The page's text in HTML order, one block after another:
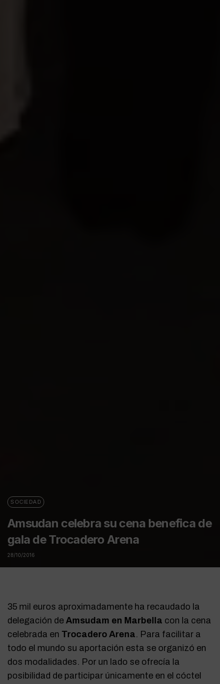
SOCIEDAD
Amsudan celebra su cena benefica de
gala de Trocadero Arena
28/10/2016
35 mil euros aproximadamente ha recaudado la
delegación deAmsudam en Marbella con la cena
celebrada en Trocadero Arena. Para facilitar a
todo el mundo su aportación esta se organizó en
dos modalidades. Por un lado se ofrecía la
posibilidad de participar únicamente en el cóctel